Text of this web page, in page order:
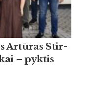
Artū­ras Stir­
– pyk­tis